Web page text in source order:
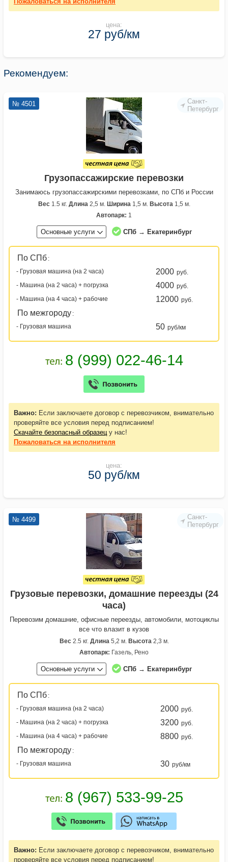
цена:
27 руб/км
Рекомендуем:
Санкт-
Петербург
№ 4501
Грузопассажирские перевозки
Занимаюсь грузопассажирскими перевозками, по СПб и России
Вес1.5 кг. Длина2,5 м. Ширина1,5 м. Высота1,5 м.
Автопарк: 1
Основные услуги СПб → Екатеринбург
По СПб :
- Грузовая машина (на 2 часа)
2000 руб.
- Машина (на 2 часа) + погрузка
4000 руб.
- Машина (на 4 часа) + рабочие
12000 руб.
По межгороду :
- Грузовая машина
50 руб/км
Важно: Если заключаете договор с перевозчиком, внимательно
проверяйте все условия перед подписанием!
Скачайте безопасный образецу нас!
Пожаловаться на исполнителя
цена:
50 руб/км
Санкт-
Петербург
№ 4499
Грузовые перевозки, домашние переезды (24
часа)
Перевозим домашние, офисные переезды, автомобили, мотоциклы
все что влазит в кузов
Вес2.5 кг. Длина5,2 м. Высота2,3 м.
Автопарк: Газель, Рено
Основные услуги СПб → Екатеринбург
По СПб :
- Грузовая машина (на 2 часа)
2000 руб.
- Машина (на 2 часа) + погрузка
3200 руб.
- Машина (на 4 часа) + рабочие
8800 руб.
По межгороду :
- Грузовая машина
30 руб/км
Важно: Если заключаете договор с перевозчиком, внимательно
проверяйте все условия перед подписанием!